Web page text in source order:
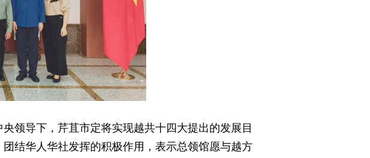
领导下，芹苴市定将实现越共十四大提出的发展目
结华人华社发挥的积极作用，表示总领馆愿与越方